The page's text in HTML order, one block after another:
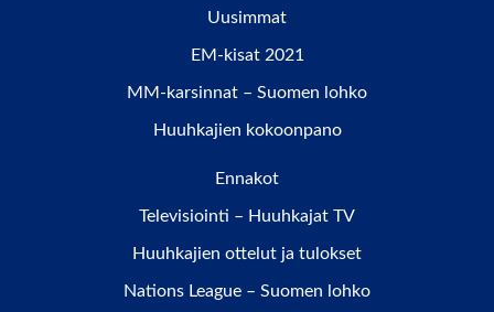
Uusimmat
EM-kisat 2021
MM-karsinnat – Suomen lohko
Huuhkajien kokoonpano
Ennakot
Televisiointi – Huuhkajat TV
Huuhkajien ottelut ja tulokset
Nations League – Suomen lohko